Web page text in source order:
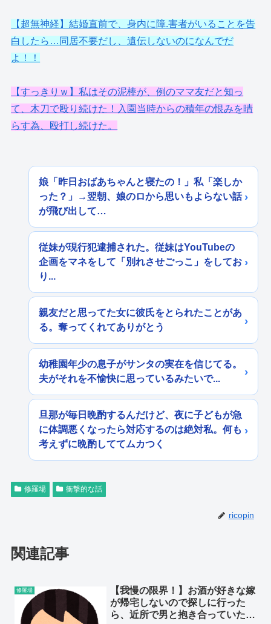
【超無神経】結婚直前で、身内に障.害者がいることを告
白したら…同居不要だし、遺伝しないのになんでだ
よ！！
【すっきりｗ】私はその泥棒が、例のママ友だと知っ
て、木刀で殴り続けた！入園当時からの積年の恨みを晴
らす為、殴打し続けた。
娘「昨日おばあちゃんと寝たの！」私「楽しか
った？」→翌朝、娘のロから思いもよらない話
が飛び出して…
従妹が現行犯逮捕された。従妹はYouTubeの
企画をマネをして「別れさせごっこ」をしてお
り...
親友だと思ってた女に彼氏をとられたことがあ
る。奪ってくれてありがとう
幼稚園年少の息子がサンタの実在を信じてる。
夫がそれを不愉快に思っているみたいで...
旦那が毎日晩酌するんだけど、夜に子どもが急
に体調悪くなったら対応するのは絶対私。何も
考えずに晩酌しててムカつく
修羅場 衝撃的な話
ricopin
関連記事
修羅場
【我慢の限界！】お酒が好きな嫁
が帰宅しないので探しに行った
ら、近所で男と抱き合っていた…